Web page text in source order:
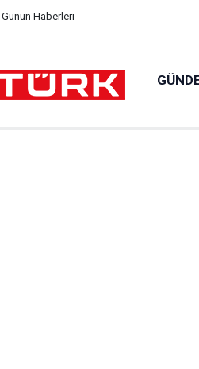
Günün Haberleri